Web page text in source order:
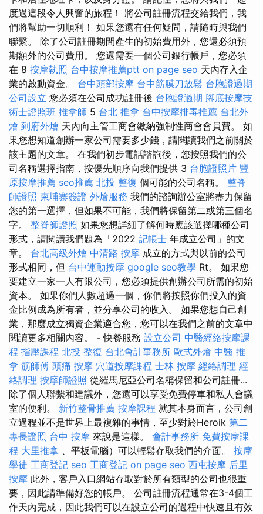
度過這段令人興奮的旅程！ 將公司註冊流程交給我們，我
們將幫助一切順利！ 如果您還有任何疑問，請隨時與我們
聯繫。 除了公司註冊期間產生的初始費用外，您還必須預
期額外的公司費用。 您還需要一個公司銀行帳戶，您必須
在 8 按摩執照 台中按摩推薦ptt on page seo 天內存入企
業的啟動資金。 台中頭部按摩 台中筋膜刀放鬆 台胞證過期
公司設立 您必須在公司成功註冊後 台胞證過期 腳底按摩技
術士證照班 推拿師 5 台北 推拿 台中按摩排毒推薦 台北外
燴 到府外燴 天內向主管工商會繳納強制性商會會員費。 如
果您想知道創辦一家公司需要多少錢，請閱讀我們之前關於
該主題的文章。 在我們初步電話諮詢後，您按照我們的公
司名稱選擇指南，按優先順序向我們提供 3 台胞證照片 豐
原按摩推薦 seo推薦 北投 整復 個可能的公司名稱。 整脊
師證照 柬埔寨簽證 外燴服務 我們的諮詢辦公室將盡力保留
您的第一選擇，但如果不可能，我們將保留第二或第三個名
字。 整脊師證照 如果您想詳細了解何時應該選擇哪種公司
形式，請閱讀我們題為「2022 記帳士 年成立公司」的文
章。 台北高級外燴 中清路 按摩 成立的方式與以前的公司
形式相同，但 台中運動按摩 google seo教學 Rt。 如果您
要建立一家一人有限公司，您必須提供創辦公司所需的初始
資本。 如果你們人數超過一個，你們將按照你們投入的資
金比例成為所有者，並分享公司的收入。 如果您想自己創
業，那麼成立獨資企業適合您，您可以在我們之前的文章中
閱讀更多相關內容。 - 快餐服務 設立公司 中醫經絡按摩課
程 指壓課程 北投 整復 台北會計事務所 歐式外燴 中醫 推
拿 筋師傅 頭痛 按摩 穴道按摩課程 士林 按摩 經絡調理 經
絡調理 按摩師證照 從羅馬尼亞公司名稱保留和公司註冊...
除了個人聯繫和建議外，您還可以享受免費停車和私人會議
室的便利。 新竹整骨推薦 按摩課程 就其本身而言，公司創
立過程並不是世界上最複雜的事情，至少對於Heroik 第二
專長證照 台中 按摩 來說是這樣。 會計事務所 免費按摩課
程 大里推拿 、平板電腦）可以輕鬆存取我們的介面。 按摩
學徒 工商登記 seo 工商登記 on page seo 西屯按摩 后里
按摩 此外，客戶入口網站存取對於所有類型的公司也很重
要，因此請準備好您的帳戶。 公司註冊流程通常在3-4個工
作天內完成，因此我們可以在設立公司的過程中快速且有效